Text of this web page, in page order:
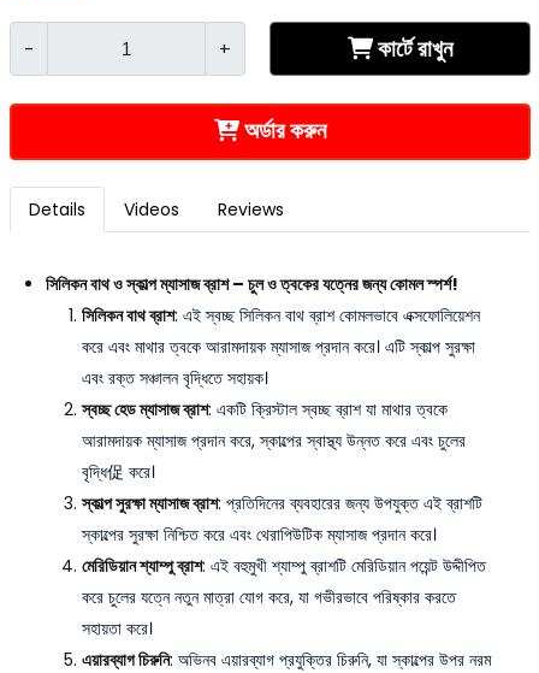
- + কার্টে রাখুন
অর্ডার করুন
Details Videos Reviews
সিলিকন বাথ ও স্কাল্প ম্যাসাজ ব্রাশ – চুল ও ত্বকের যত্নের জন্য কোমল স্পর্শ!
সিলিকন বাথ ব্রাশ: এই স্বচ্ছ সিলিকন বাথ ব্রাশ কোমলভাবে এক্সফোলিয়েশন
করে এবং মাথার ত্বকে আরামদায়ক ম্যাসাজ প্রদান করে। এটি স্কাল্প সুরক্ষা
এবং রক্ত সঞ্চালন বৃদ্ধিতে সহায়ক।
স্বচ্ছ হেড ম্যাসাজ ব্রাশ: একটি ক্রিস্টাল স্বচ্ছ ব্রাশ যা মাথার ত্বকে
আরামদায়ক ম্যাসাজ প্রদান করে, স্কাল্পের স্বাস্থ্য উন্নত করে এবং চুলের
বৃদ্ধি促 করে।
স্কাল্প সুরক্ষা ম্যাসাজ ব্রাশ: প্রতিদিনের ব্যবহারের জন্য উপযুক্ত এই ব্রাশটি
স্কাল্পের সুরক্ষা নিশ্চিত করে এবং থেরাপিউটিক ম্যাসাজ প্রদান করে।
মেরিডিয়ান শ্যাম্পু ব্রাশ: এই বহুমুখী শ্যাম্পু ব্রাশটি মেরিডিয়ান পয়েন্ট উদ্দীপিত
করে চুলের যত্নে নতুন মাত্রা যোগ করে, যা গভীরভাবে পরিষ্কার করতে
সহায়তা করে।
এয়ারব্যাগ চিরুনি: অভিনব এয়ারব্যাগ প্রযুক্তির চিরুনি, যা স্কাল্পের উপর নরম